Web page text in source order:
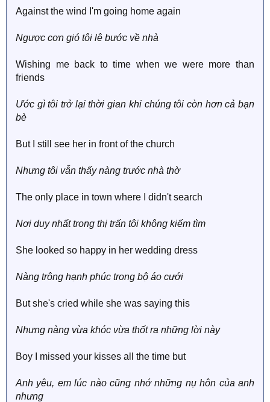
Against the wind I'm going home again
Ngược cơn gió tôi lê bước về nhà
Wishing me back to time when we were more than
friends
Ước gì tôi trở lại thời gian khi chúng tôi còn hơn cả bạn
bè
But I still see her in front of the church
Nhưng tôi vẫn thấy nàng trước nhà thờ
The only place in town where I didn't search
Nơi duy nhất trong thị trấn tôi không kiếm tìm
She looked so happy in her wedding dress
Nàng trông hạnh phúc trong bộ áo cưới
But she's cried while she was saying this
Nhưng nàng vừa khóc vừa thốt ra những lời này
Boy I missed your kisses all the time but
Anh yêu, em lúc nào cũng nhớ những nụ hôn của anh
nhưng